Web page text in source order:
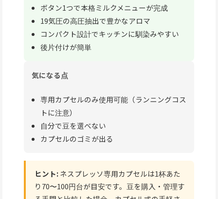
ボタン1つで本格ミルクメニューが完成
19気圧の高圧抽出で豊かなアロマ
コンパクト設計でキッチンに馴染みやすい
後片付けが簡単
気になる点
専用カプセルのみ使用可能（ランニングコス
トに注意）
自分で豆を選べない
カプセルのゴミが出る
ヒント:ネスプレッソ専用カプセルは1杯あた
り70〜100円台が目安です。豆を購入・管理す